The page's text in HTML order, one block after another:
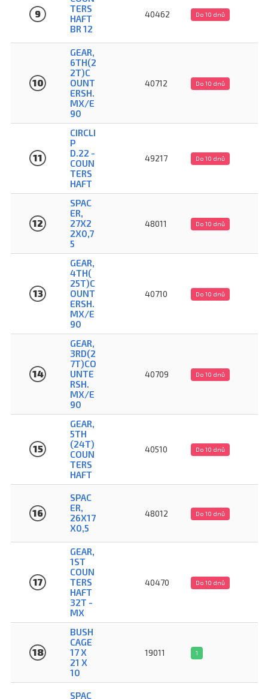
9
TERS
HAFT
BR 12
40462 Do 10 dnů
10
GEAR,
6TH(2
2T)C
OUNT
ERSH.
MX/E
90
40712 Do 10 dnů
11
CIRCLI
P
D.22 -
COUN
TERS
HAFT
49217 Do 10 dnů
12
SPAC
ER,
27X2
2X0,7
5
48011 Do 10 dnů
13
GEAR,
4TH(
25T)C
OUNT
ERSH.
MX/E
90
40710 Do 10 dnů
14
GEAR,
3RD(2
7T)CO
UNTE
RSH.
MX/E
90
40709 Do 10 dnů
15
GEAR,
5TH
(24T)
COUN
TERS
HAFT
40510 Do 10 dnů
16
SPAC
ER,
26X17
X0,5
48012 Do 10 dnů
17
GEAR,
1ST
COUN
TERS
HAFT
32T -
MX
40470 Do 10 dnů
18
BUSH
CAGE
17 X
21 X
10
19011 1
SPAC